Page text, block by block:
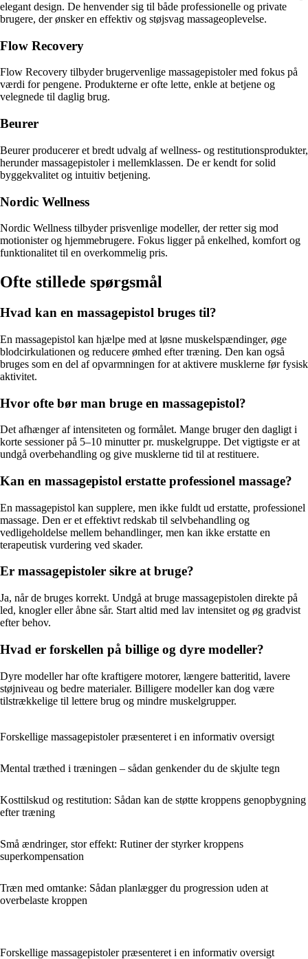
elegant design. De henvender sig til både professionelle og private
brugere, der ønsker en effektiv og støjsvag massageoplevelse.
Flow Recovery
Flow Recovery tilbyder brugervenlige massagepistoler med fokus på
værdi for pengene. Produkterne er ofte lette, enkle at betjene og
velegnede til daglig brug.
Beurer
Beurer producerer et bredt udvalg af wellness- og restitutionsprodukter,
herunder massagepistoler i mellemklassen. De er kendt for solid
byggekvalitet og intuitiv betjening.
Nordic Wellness
Nordic Wellness tilbyder prisvenlige modeller, der retter sig mod
motionister og hjemmebrugere. Fokus ligger på enkelhed, komfort og
funktionalitet til en overkommelig pris.
Ofte stillede spørgsmål
Hvad kan en massagepistol bruges til?
En massagepistol kan hjælpe med at løsne muskelspændinger, øge
blodcirkulationen og reducere ømhed efter træning. Den kan også
bruges som en del af opvarmningen for at aktivere musklerne før fysisk
aktivitet.
Hvor ofte bør man bruge en massagepistol?
Det afhænger af intensiteten og formålet. Mange bruger den dagligt i
korte sessioner på 5–10 minutter pr. muskelgruppe. Det vigtigste er at
undgå overbehandling og give musklerne tid til at restituere.
Kan en massagepistol erstatte professionel massage?
En massagepistol kan supplere, men ikke fuldt ud erstatte, professionel
massage. Den er et effektivt redskab til selvbehandling og
vedligeholdelse mellem behandlinger, men kan ikke erstatte en
terapeutisk vurdering ved skader.
Er massagepistoler sikre at bruge?
Ja, når de bruges korrekt. Undgå at bruge massagepistolen direkte på
led, knogler eller åbne sår. Start altid med lav intensitet og øg gradvist
efter behov.
Hvad er forskellen på billige og dyre modeller?
Dyre modeller har ofte kraftigere motorer, længere batteritid, lavere
støjniveau og bedre materialer. Billigere modeller kan dog være
tilstrækkelige til lettere brug og mindre muskelgrupper.
Forskellige massagepistoler præsenteret i en informativ oversigt
Mental træthed i træningen – sådan genkender du de skjulte tegn
Kosttilskud og restitution: Sådan kan de støtte kroppens genopbygning
efter træning
Små ændringer, stor effekt: Rutiner der styrker kroppens
superkompensation
Træn med omtanke: Sådan planlægger du progression uden at
overbelaste kroppen
Forskellige massagepistoler præsenteret i en informativ oversigt